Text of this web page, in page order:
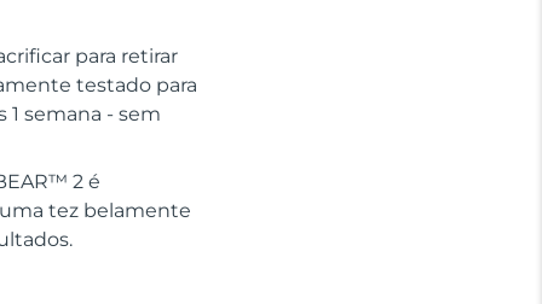
para retirar
testado para
semana - sem
2 é
tez belamente